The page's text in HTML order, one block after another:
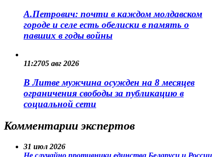
А.Петрович: почти в каждом молдавском
городе и селе есть обелиски в память о
павших в годы войны
11:2705 авг 2026
В Литве мужчина осужден на 8 месяцев
ограничения свободы за публикацию в
социальной сети
Комментарии экспертов
31 июл 2026
Не случайно противники единства Беларуси и России